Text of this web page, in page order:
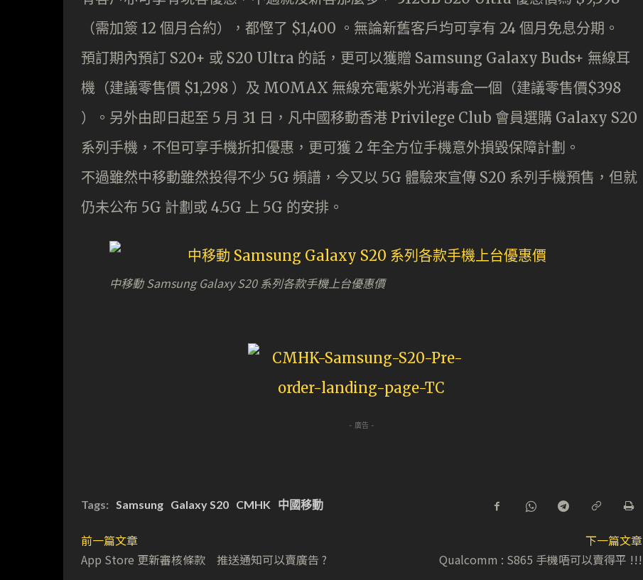
（需加簽 12 個月合約），都慳了 $1,400 。無論新舊客戶均可享有 24 個月免息分期。
預訂期內預訂 S20+ 或 S20 Ultra 的話，更可以獲贈 Samsung Galaxy Buds+ 無線耳
機（建議零售價 $1,298 ）及 MOMAX 無線充電紫外光消毒盒一個（建議零售價$398
）。另外由即日起至 5 月 31 日，凡中國移動香港 Privilege Club 會員選購 Galaxy S20
系列手機，不但可享手機折扣優惠，更可獲 2 年全方位手機意外損毀保障計劃。
不過雖然中移動雖然投得不少 5G 頻譜，今又以 5G 體驗來宣傳 S20 系列手機預售，但就
仍未公布 5G 計劃或 4.5G 上 5G 的安排。
中移動 Samsung Galaxy S20 系列各款手機上台優惠價
- 廣告 -
Tags: Samsung Galaxy S20 CMHK 中國移動
前一篇文章
App Store 更新審核條款 推送通知可以賣廣告 ?
下一篇文章
Qualcomm : S865 手機唔可以賣得平 !!!